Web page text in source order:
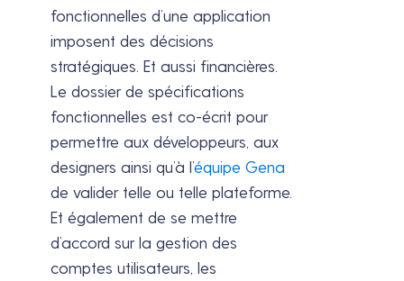
fonctionnelles d’une application
imposent des décisions
stratégiques. Et aussi financières.
Le dossier de spécifications
fonctionnelles est co-écrit pour
permettre aux développeurs, aux
designers ainsi qu’à l’équipe Gena
de valider telle ou telle plateforme.
Et également de se mettre
d’accord sur la gestion des
comptes utilisateurs, les